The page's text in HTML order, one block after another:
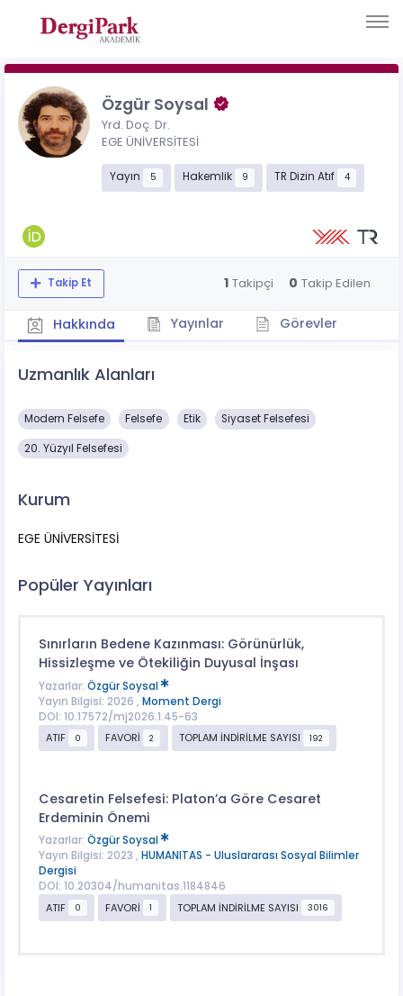
Özgür Soysal
Yrd. Doç. Dr.
EGE ÜNİVERSİTESİ
Yayın 5 Hakemlik 9 TR Dizin Atıf 4
Takip Et 1 Takipçi 0 Takip Edilen
Hakkında Yayınlar Görevler
Uzmanlık Alanları
Modern Felsefe Felsefe Etik Siyaset Felsefesi
20. Yüzyıl Felsefesi
Kurum
EGE ÜNİVERSİTESİ
Popüler Yayınları
Sınırların Bedene Kazınması: Görünürlük,
Hissizleşme ve Ötekiliğin Duyusal İnşası
Yazarlar: Özgür Soysal
Yayın Bilgisi: 2026 , Moment Dergi
DOI: 10.17572/mj2026.1.45-63
ATIF
0 FAVORİ 2 TOPLAM İNDİRİLME SAYISI 192
Cesaretin Felsefesi: Platon’a Göre Cesaret
Erdeminin Önemi
Yazarlar: Özgür Soysal
Yayın Bilgisi: 2023 , HUMANITAS - Uluslararası Sosyal Bilimler
Dergisi
DOI: 10.20304/humanitas.1184846
ATIF
0 FAVORİ 1 TOPLAM İNDİRİLME SAYISI 3016